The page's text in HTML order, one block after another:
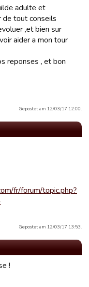
adulte et
de tout conseils
,et bien sur
aider a mon tour
reponses , et bon
Gepostet am 12/03/17 12:00.
fr/forum/topic.php?
Gepostet am 12/03/17 13:53.
!